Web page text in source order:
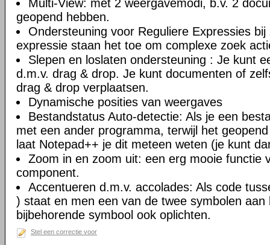
Multi-View: met 2 weergavemodi, b.v. 2
geopend hebben.
Ondersteuning voor Reguliere Expressies
expressie staan het toe om complexe zoek
Slepen en loslaten ondersteuning : Je kunt
d.m.v. drag & drop. Je kunt documenten of
drag & drop verplaatsen.
Dynamische posities van weergaves
Bestandstatus Auto-detectie: Als je een
met een ander programma, terwijl het
laat Notepad++ je dit meteen weten (je kunt
Zoom in en zoom uit: een erg mooie functie
component.
Accentueren d.m.v. accolades: Als code
) staat en men een van de twee symbolen aan
bijbehorende symbool ook oplichten.
Stel een correctie voor